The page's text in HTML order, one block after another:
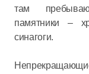
там
памятники –
синагоги.